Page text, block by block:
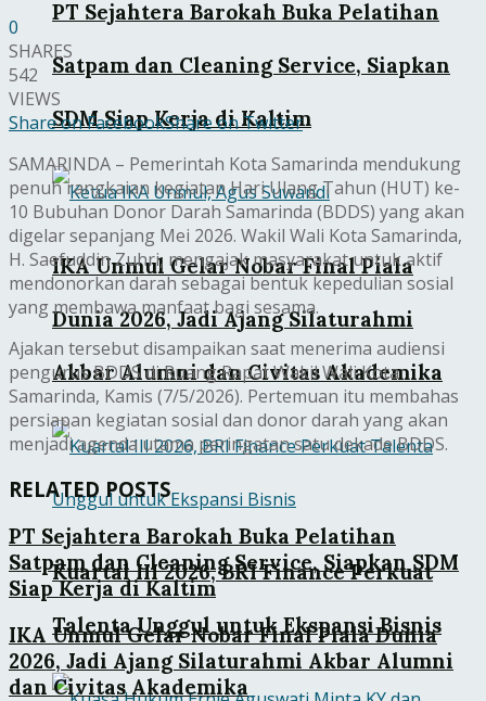
PT Sejahtera Barokah Buka Pelatihan
Satpam dan Cleaning Service, Siapkan
SDM Siap Kerja di Kaltim
IKA Unmul Gelar Nobar Final Piala
Dunia 2026, Jadi Ajang Silaturahmi
Akbar Alumni dan Civitas Akademika
Kuartal III 2026, BRI Finance Perkuat
Talenta Unggul untuk Ekspansi Bisnis
0
SHARES
542
VIEWS
Share on FacebookShare on Twitter
SAMARINDA – Pemerintah Kota Samarinda mendukung
penuh rangkaian kegiatan Hari Ulang Tahun (HUT) ke-
10 Bubuhan Donor Darah Samarinda (BDDS) yang akan
digelar sepanjang Mei 2026. Wakil Wali Kota Samarinda,
H. Saefuddin Zuhri, mengajak masyarakat untuk aktif
mendonorkan darah sebagai bentuk kepedulian sosial
yang membawa manfaat bagi sesama.
Ajakan tersebut disampaikan saat menerima audiensi
pengurus BDDS di Ruang Rapat Wakil Wali Kota
Samarinda, Kamis (7/5/2026). Pertemuan itu membahas
persiapan kegiatan sosial dan donor darah yang akan
menjadi agenda utama peringatan satu dekade BDDS.
RELATED POSTS
PT Sejahtera Barokah Buka Pelatihan
Satpam dan Cleaning Service, Siapkan SDM
Siap Kerja di Kaltim
IKA Unmul Gelar Nobar Final Piala Dunia
2026, Jadi Ajang Silaturahmi Akbar Alumni
dan Civitas Akademika